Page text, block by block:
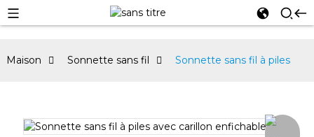
Maison Sonnette sans fil Sonnette sans fil à piles